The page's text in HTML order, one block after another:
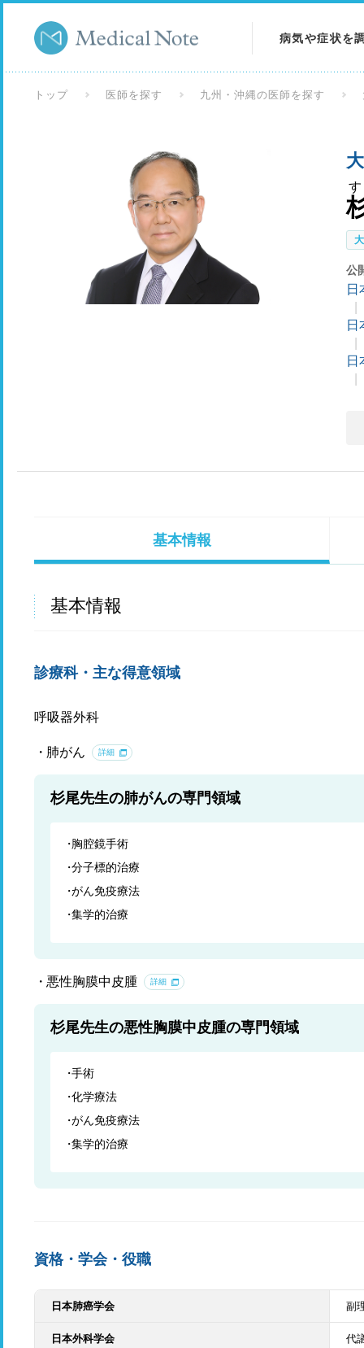
病気や症状を
検査を調べる
トップ 医師を探す 九州・沖縄の医師を探す
公
日
日
日
基本情報
基本情報
診療科・主な得意領域
呼吸器外科
肺がん 詳細
杉尾先生の肺がんの専門領域
胸腔鏡手術
分子標的治療
がん免疫療法
集学的治療
悪性胸膜中皮腫 詳細
杉尾先生の悪性胸膜中皮腫の専門領域
手術
化学療法
がん免疫療法
集学的治療
資格・学会・役職
日本肺癌学会 副
日本外科学会 代